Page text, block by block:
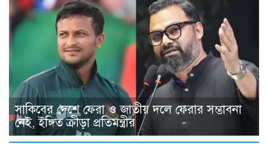
সাকিবের দেশে ফেরা ও জাতীয় দলে ফেরার সম্ভাবনা
নেই, ইঙ্গিত ক্রীড়া প্রতিমন্ত্রীর